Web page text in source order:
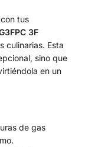
tus
3F
culinarias. Esta
sino que
en un
de gas